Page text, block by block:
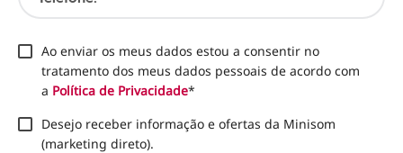
Ao enviar os meus dados estou a consentir no
tratamento dos meus dados pessoais de acordo com
a Política de Privacidade*
Desejo receber informação e ofertas da Minisom
(marketing direto).